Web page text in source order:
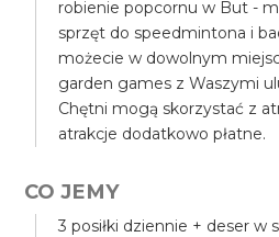
robienie popcornu w But -
sprzęt do speedmintona i
możecie w dowolnym
garden games z Waszymi
Chętni mogą skorzystać z
atrakcje dodatkowo płatne.
CO JEMY
3 posiłki dziennie + deser w